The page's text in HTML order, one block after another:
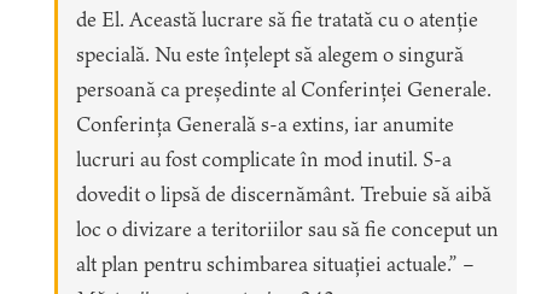
de El. Această lucrare să fie tratată cu o atenție
specială. Nu este înțelept să alegem o singură
persoană ca președinte al Conferinței Generale.
Conferința Generală s-a extins, iar anumite
lucruri au fost complicate în mod inutil. S-a
dovedit o lipsă de discernământ. Trebuie să aibă
loc o divizare a teritoriilor sau să fie conceput un
alt plan pentru schimbarea situației actuale.” –